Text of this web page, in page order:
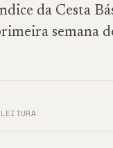
da Cesta
semana